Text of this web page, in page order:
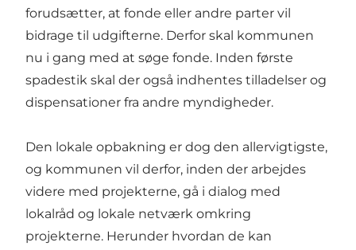
forudsætter, at fonde eller andre parter vil
bidrage til udgifterne. Derfor skal kommunen
nu i gang med at søge fonde. Inden første
spadestik skal der også indhentes tilladelser og
dispensationer fra andre myndigheder.
Den lokale opbakning er dog den allervigtigste,
og kommunen vil derfor, inden der arbejdes
videre med projekterne, gå i dialog med
lokalråd og lokale netværk omkring
projekterne. Herunder hvordan de kan